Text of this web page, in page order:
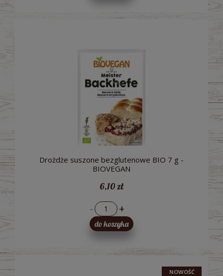
Drożdże suszone bezglutenowe BIO 7 g -
BIOVEGAN
6,10 zł
- +
do koszyka
NOWOŚĆ